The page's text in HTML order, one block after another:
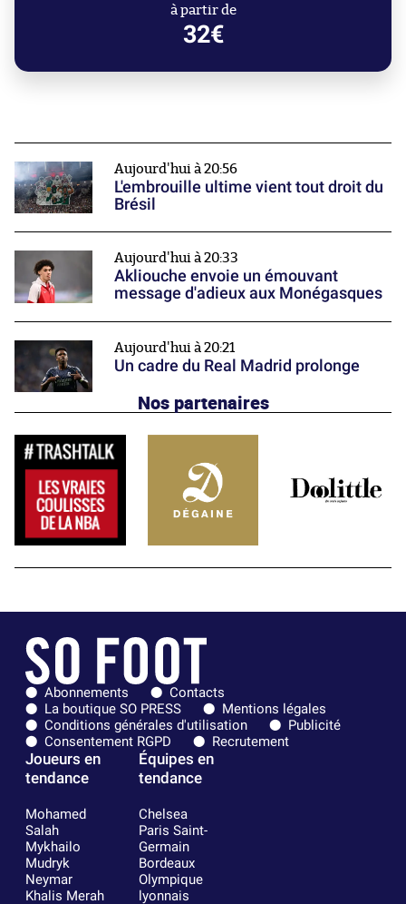
à partir de
32€
Aujourd'hui à 20:56
L'embrouille ultime vient tout droit du
Brésil
Aujourd'hui à 20:33
Akliouche envoie un émouvant
message d'adieux aux Monégasques
Aujourd'hui à 20:21
Un cadre du Real Madrid prolonge
Nos partenaires
Abonnements
Contacts
La boutique SO PRESS
Mentions légales
Conditions générales d'utilisation
Publicité
Consentement RGPD
Recrutement
Joueurs en
tendance
Mohamed
Salah
Mykhailo
Mudryk
Neymar
Khalis Merah
Équipes en
tendance
Chelsea
Paris Saint-
Germain
Bordeaux
Olympique
lyonnais